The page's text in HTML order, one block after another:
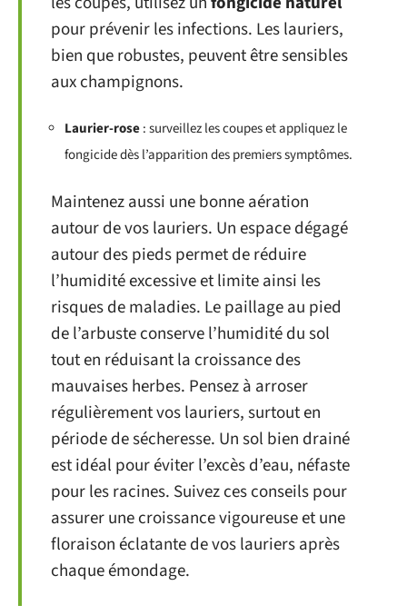
pour prévenir les infections. Les lauriers,
bien que robustes, peuvent être sensibles
aux champignons.
Laurier-rose: surveillez les coupes et appliquez le
fongicide dès l’apparition des premiers symptômes.
Maintenez aussi une bonne aération
autour de vos lauriers. Un espace dégagé
autour des pieds permet de réduire
l’humidité excessive et limite ainsi les
risques de maladies. Le paillage au pied
de l’arbuste conserve l’humidité du sol
tout en réduisant la croissance des
mauvaises herbes. Pensez à arroser
régulièrement vos lauriers, surtout en
période de sécheresse. Un sol bien drainé
est idéal pour éviter l’excès d’eau, néfaste
pour les racines. Suivez ces conseils pour
assurer une croissance vigoureuse et une
floraison éclatante de vos lauriers après
chaque émondage.